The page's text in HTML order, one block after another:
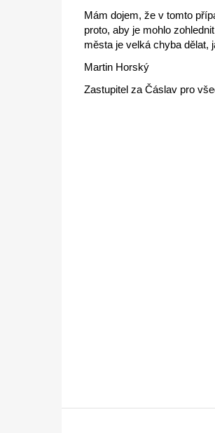
Mám dojem, že v tomto
proto, aby je mohlo
města je velká chyba dělat,
Martin Horský
Zastupitel za Čáslav pro